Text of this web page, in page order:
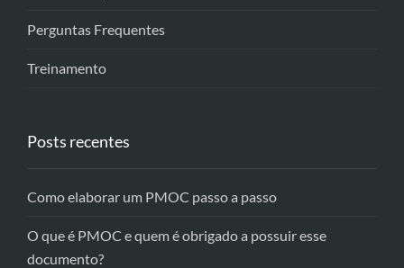
Perguntas Frequentes
Treinamento
Posts recentes
Como elaborar um PMOC passo a passo
O que é PMOC e quem é obrigado a possuir esse
documento?